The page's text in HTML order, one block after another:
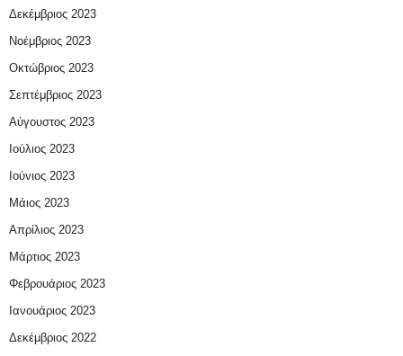
Δεκέμβριος 2023
Νοέμβριος 2023
Οκτώβριος 2023
Σεπτέμβριος 2023
Αύγουστος 2023
Ιούλιος 2023
Ιούνιος 2023
Μάιος 2023
Απρίλιος 2023
Μάρτιος 2023
Φεβρουάριος 2023
Ιανουάριος 2023
Δεκέμβριος 2022